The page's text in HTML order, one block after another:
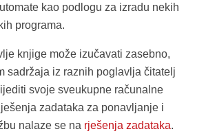
kao podlogu za izradu nekih
programa.
knjige može izučavati zasebno,
sadržaja iz raznih poglavlja čitatelj
svoje sveukupne računalne
zadataka za ponavljanje i
nalaze se na rješenja zadataka.